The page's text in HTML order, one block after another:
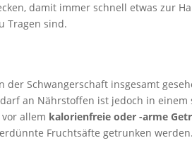
damit immer schnell etwas zur
Tragen sind.
Schwangerschaft insgesamt
an Nährstoffen ist jedoch in einem
allem kalorienfreie oder -arme
Fruchtsäfte getrunken